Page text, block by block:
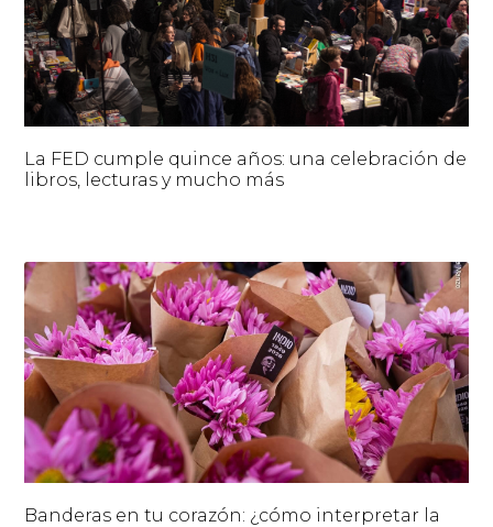
La FED cumple quince años: una celebración de
libros, lecturas y mucho más
Banderas en tu corazón: ¿cómo interpretar la